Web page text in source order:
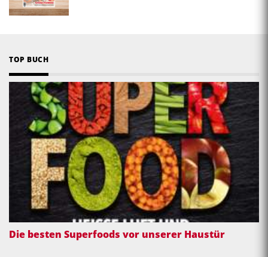
TOP BUCH
Die besten Superfoods vor unserer Haustür